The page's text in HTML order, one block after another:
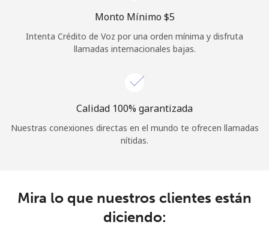
Continuar con
Monto Mínimo ⁦$5⁩
Intenta Crédito de Voz por una orden mínima y disfruta
llamadas internacionales bajas.
Calidad 100% garantizada
Nuestras conexiones directas en el mundo te ofrecen llamadas
nítidas.
Mira lo que nuestros clientes están
diciendo: